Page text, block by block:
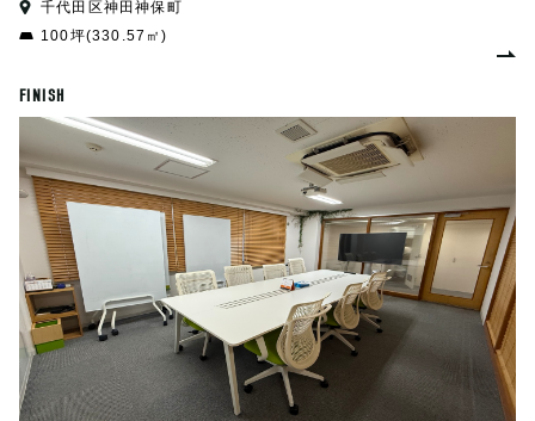
千代田区神田神保町
100坪(330.57㎡)
FINISH